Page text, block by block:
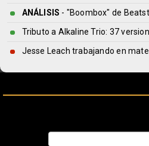
ANÁLISIS - "Boombox" de
Tributo a Alkaline Trio: 37
Jesse Leach trabajando en